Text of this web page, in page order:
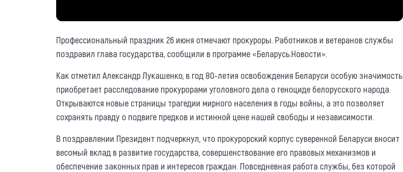
Профессиональный праздник 26 июня отмечают прокуроры. Работников и ветеранов службы
поздравил глава государства, сообщили в программе «Беларусь.Новости».
Как отметил Александр Лукашенко, в год 80-летия освобождения Беларуси особую значимость
приобретает расследование прокурорами уголовного дела о геноциде белорусского народа.
Открываются новые страницы трагедии мирного населения в годы войны, а это позволяет
сохранять правду о подвиге предков и истинной цене нашей свободы и независимости.
В поздравлении Президент подчеркнул, что прокурорский корпус суверенной Беларуси вносит
весомый вклад в развитие государства, совершенствование его правовых механизмов и
обеспечение законных прав и интересов граждан. Повседневная работа службы, без которой